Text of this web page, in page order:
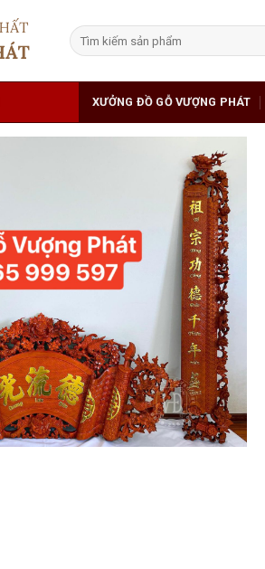
Tìm
kiếm:
XƯỞNG ĐỒ GỖ VƯỢNG PHÁT